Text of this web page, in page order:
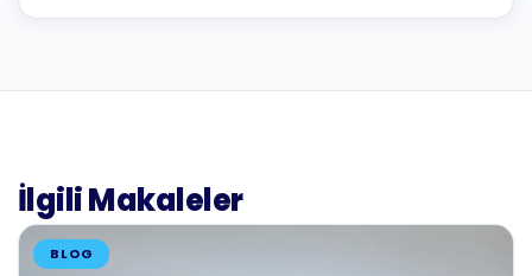
İlgili Makaleler
BLOG